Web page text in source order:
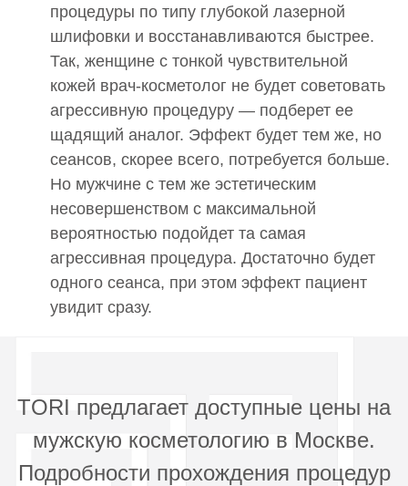
22 000 руб.
0001772
Введение искусственных имплантатов в мягкие
ткани Вискодерм (Viscoderm) 2,0 (1 мл)
24 000 руб.
Гиалрипайер (Hyalrepair)
0001801
Введение искусственных имплантатов в мягкие
ткани Гиалрипайер (Hyalrepair) 02 (1,5 мл)
24 000 руб.
0001802
Введение искусственных имплантатов в мягкие
Введение искусственных имплантатов в мягкие
ткани Гиалрипайер (Hyalrepair) 08 (1,5 мл)
25 000 руб.
процедуры по типу глубокой лазерной
шлифовки и восстанавливаются быстрее.
Так, женщине с тонкой чувствительной
кожей врач-косметолог не будет советовать
агрессивную процедуру — подберет ее
щадящий аналог. Эффект будет тем же, но
сеансов, скорее всего, потребуется больше.
Но мужчине с тем же эстетическим
несовершенством с максимальной
вероятностью подойдет та самая
агрессивная процедура. Достаточно будет
одного сеанса, при этом эффект пациент
увидит сразу.
TORI предлагает доступные цены на
мужскую косметологию в Москве.
Подробности прохождения процедур